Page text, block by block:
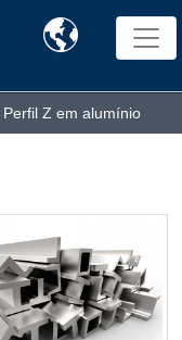

Perfil Z em alumínio